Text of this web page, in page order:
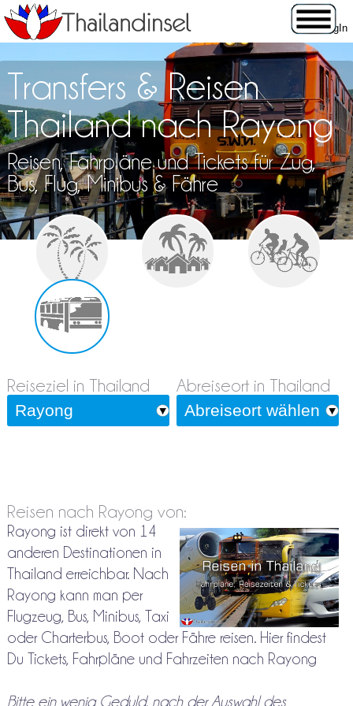
Transfers & Reisen
Thailand nach Rayong
Reisen, Fahrpläne und Tickets für Zug,
Bus, Flug, Minibus & Fähre
Reiseziel in Thailand Abreiseort in Thailand
Reisen nach Rayong von:
Rayong ist direkt von 14
anderen Destinationen in
Thailand erreichbar. Nach
Rayong kann man per
Flugzeug, Bus, Minibus, Taxi
oder Charterbus, Boot oder Fähre reisen. Hier findest
Du Tickets, Fahrpläne und Fahrzeiten nach Rayong
Bitte ein wenig Geduld, nach der Auswahl des